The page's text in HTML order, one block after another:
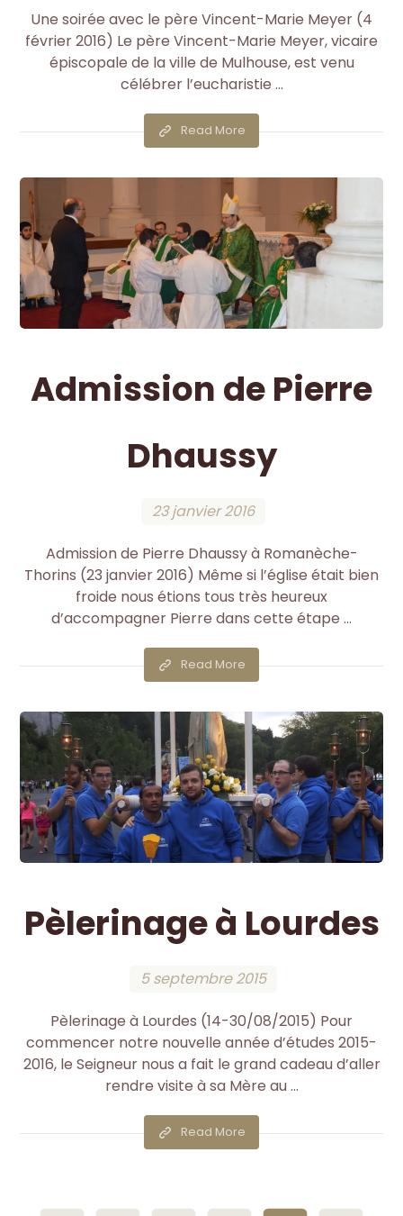
Une soirée avec le père Vincent-Marie Meyer (4
février 2016) Le père Vincent-Marie Meyer, vicaire
épiscopale de la ville de Mulhouse, est venu
célébrer l’eucharistie ...
Read More
Admission de Pierre
Dhaussy
23 janvier 2016
Admission de Pierre Dhaussy à Romanèche-
Thorins (23 janvier 2016) Même si l’église était bien
froide nous étions tous très heureux
d’accompagner Pierre dans cette étape ...
Read More
Pèlerinage à Lourdes
5 septembre 2015
Pèlerinage à Lourdes (14-30/08/2015) Pour
commencer notre nouvelle année d’études 2015-
2016, le Seigneur nous a fait le grand cadeau d’aller
rendre visite à sa Mère au ...
Read More